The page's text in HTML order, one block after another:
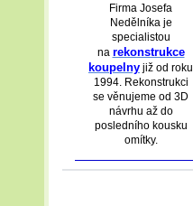
Firma Josefa
Nedělníka je
specialistou
na rekonstrukce
koupelny již od roku
1994. Rekonstrukci
se věnujeme od 3D
návrhu až do
posledního kousku
omítky.